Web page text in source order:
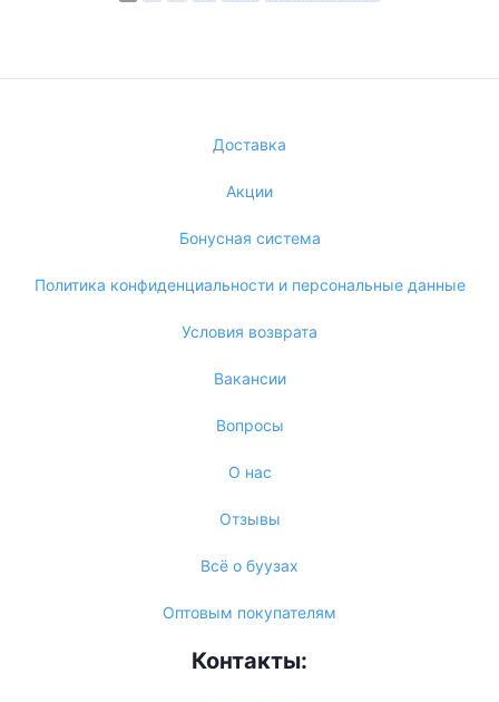
Доставка
Акции
Бонусная система
Политика конфиденциальности и персональные данные
Условия возврата
Вакансии
Вопросы
О нас
Отзывы
Всё о буузах
Оптовым покупателям
Контакты: